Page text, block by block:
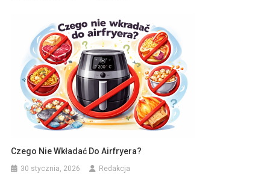
Czego Nie Wkładać Do Airfryera?
30 stycznia, 2026 Redakcja